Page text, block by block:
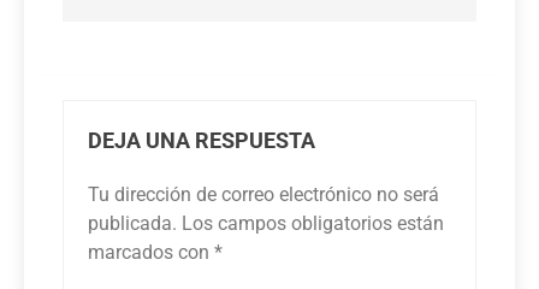
DEJA UNA RESPUESTA
Tu dirección de correo electrónico no será
publicada. Los campos obligatorios están
marcados con *